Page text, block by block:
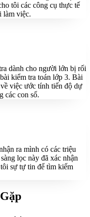
tôi các công cụ thực tế
làm việc.
dành cho người lớn bị rối
kiểm tra toán lớp 3. Bài
việc ước tính tiến độ dự
các con số.
ra mình có các triệu
lọc này đã xác nhận
sự tự tin để tìm kiếm